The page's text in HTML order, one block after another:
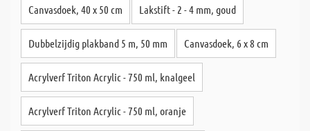
Canvasdoek, 40 x 50 cm Lakstift - 2 - 4 mm, goud
Dubbelzijdig plakband 5 m, 50 mm Canvasdoek, 6 x 8 cm
Acrylverf Triton Acrylic - 750 ml, knalgeel
Acrylverf Triton Acrylic - 750 ml, oranje